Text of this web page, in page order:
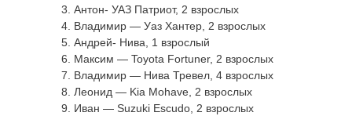
3. Антон- УАЗ Патриот, 2 взрослых
4. Владимир — Уаз Хантер, 2 взрослых
5. Андрей- Нива, 1 взрослый
6. Максим — Toyota Fortuner, 2 взрослых
7. Владимир — Нива Тревел, 4 взрослых
8. Леонид — Kia Mohave, 2 взрослых
9. Иван — Suzuki Escudo, 2 взрослых